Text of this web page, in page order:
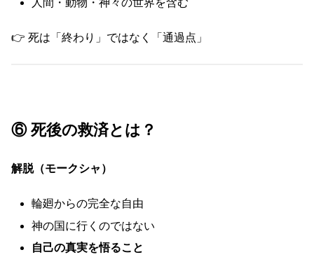
人間・動物・神々の世界を含む
👉 死は「終わり」ではなく「通過点」
⑥ 死後の救済とは？
解脱（モークシャ）
輪廻からの完全な自由
神の国に行くのではない
自己の真実を悟ること